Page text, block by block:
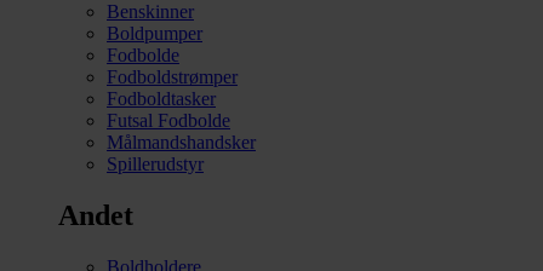
Benskinner
Boldpumper
Fodbolde
Fodboldstrømper
Fodboldtasker
Futsal Fodbolde
Målmandshandsker
Spillerudstyr
Andet
Boldholdere